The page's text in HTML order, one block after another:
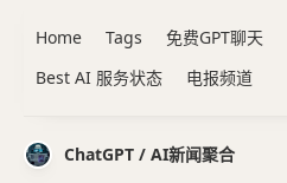
ChatGPT / AI新闻聚合
Home Tags 免费GPT聊天
Best AI 服务状态
电报频道